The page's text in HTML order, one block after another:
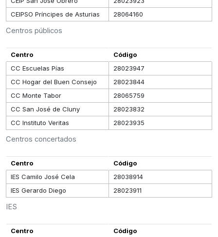
Centros públicos
CEIPSO Príncipes de Asturias
28064160
Centros concertados
Centro
Código
CC Escuelas Pías
28023947
CC Hogar del Buen Consejo
28023844
CC Monte Tabor
28065759
CC San José de Cluny
28023832
CC Instituto Veritas
28023935
IES
Centro
Código
IES Camilo José Cela
28038914
IES Gerardo Diego
28023911
Centro
Código